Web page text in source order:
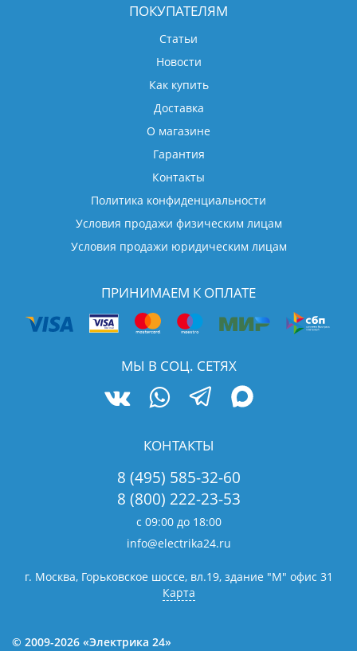
ПОКУПАТЕЛЯМ
Статьи
Новости
Как купить
Доставка
О магазине
Гарантия
Контакты
Политика конфиденциальности
Условия продажи физическим лицам
Условия продажи юридическим лицам
ПРИНИМАЕМ К ОПЛАТЕ
МЫ В СОЦ. СЕТЯХ
КОНТАКТЫ
8 (495) 585-32-60
8 (800) 222-23-53
с 09:00 до 18:00
info@electrika24.ru
г. Москва, Горьковское шоссе, вл.19, здание "М" офис 31
Карта
© 2009-2026 «Электрика 24»